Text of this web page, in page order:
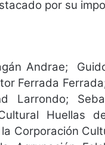
por su
Andrae;
Ferrada
Larrondo;
Huellas
Corporación